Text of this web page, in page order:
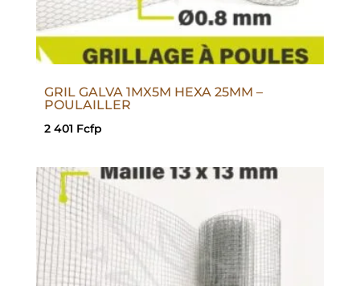
GRIL GALVA 1MX5M HEXA 25MM –
POULAILLER
2 401 Fcfp